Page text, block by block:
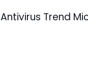
Antivirus Trend